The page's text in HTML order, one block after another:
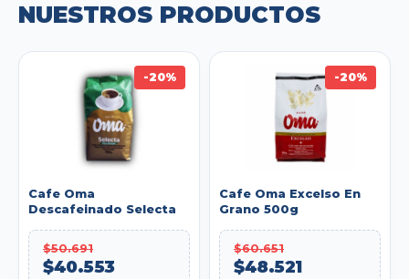
NUESTROS PRODUCTOS
-20%
Cafe Oma
Descafeinado Selecta
$50.691
$40.553
-20%
Cafe Oma Excelso En
Grano 500g
$60.651
$48.521